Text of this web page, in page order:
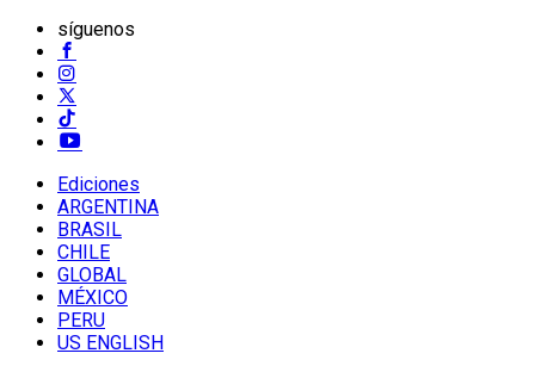
síguenos
Ediciones
ARGENTINA
BRASIL
CHILE
GLOBAL
MÉXICO
PERU
US ENGLISH